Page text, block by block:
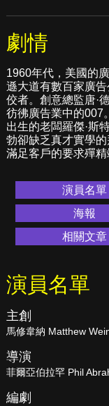
劇情
1960年代，美國的
遜大道有數百家廣
佼者。創意總監唐·
彷彿廣告業中的007
出生的老闆羅傑·斯
勃卻缺乏真才實學
滿足客戶的要求殫精
演員名單
海報
相關文章
演員名單
主創
馬修韋納 Matthew
導演
菲爾亞伯拉罕 Phil
編劇